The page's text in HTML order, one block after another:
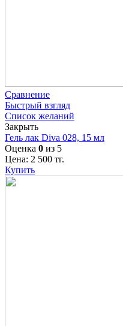
Сравнение
Быстрый взгляд
Список желаний
Закрыть
Гель лак Diva 028, 15 мл
Оценка 0 из 5
Цена: 2 500 тг.
Купить